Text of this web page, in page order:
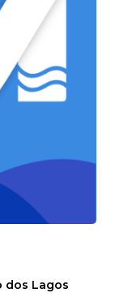
dos Lagos